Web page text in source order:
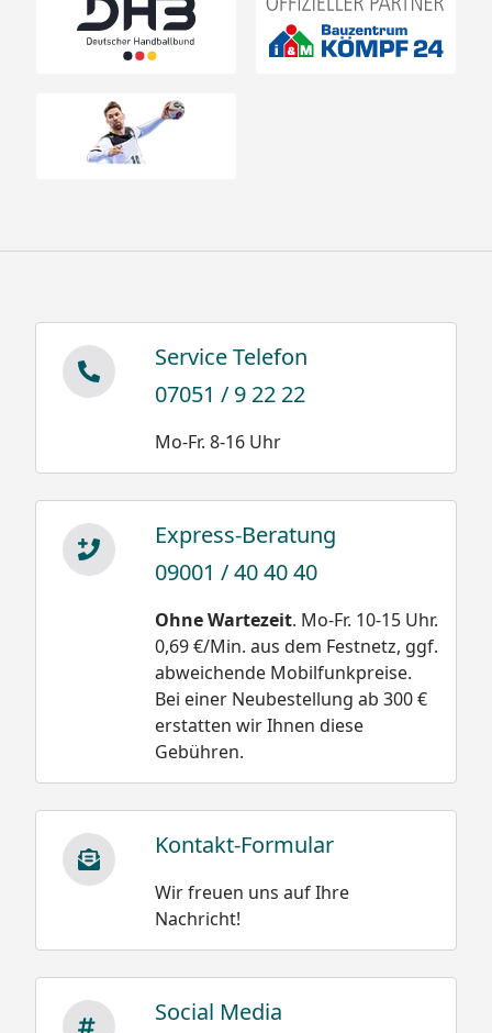
Service Telefon
07051 / 9 22 22
Mo-Fr. 8-16 Uhr
Express-Beratung
09001 / 40 40 40
Ohne Wartezeit. Mo-Fr. 10-15 Uhr.
0,69 €/Min. aus dem Festnetz, ggf.
abweichende Mobilfunkpreise.
Bei einer Neubestellung ab 300 €
erstatten wir Ihnen diese
Gebühren.
Kontakt-Formular
Wir freuen uns auf Ihre
Nachricht!
Social Media